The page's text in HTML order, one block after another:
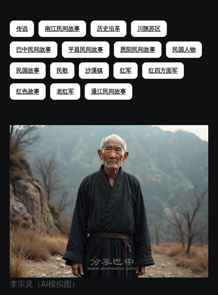
传说 南江民间故事 历史沿革 川陕苏区
巴中民间故事 平昌民间故事 恩阳民间故事 民国人物
民国故事 民歌 沙溪镇 红军 红四方面军
红色故事 老红军 通江民间故事
李宗灵（AI模拟图）